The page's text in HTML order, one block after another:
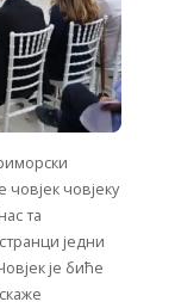
човјек човјеку
та
једни
је биће